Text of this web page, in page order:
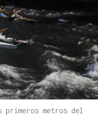
primeros metros del